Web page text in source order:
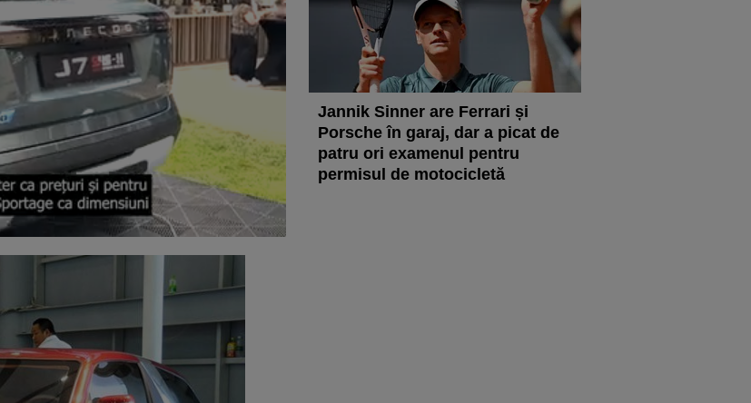
Jannik Sinner are Ferrari și
Porsche în garaj, dar a picat de
patru ori examenul pentru
permisul de motocicletă